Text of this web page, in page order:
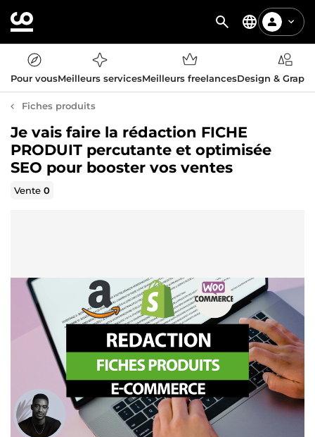
Pour vousMeilleurs servicesMeilleurs freelancesDesign &
Fiches produits
Je vais faire la rédaction FICHE
PRODUIT percutante et optimisée
SEO pour booster vos ventes
Vente0